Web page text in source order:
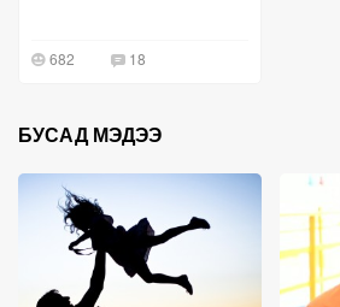
682 18
БУСАД МЭДЭЭ